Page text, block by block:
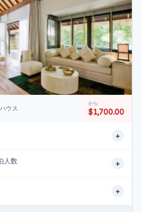
ウス
から
$1,700.00
+
人数 +
+